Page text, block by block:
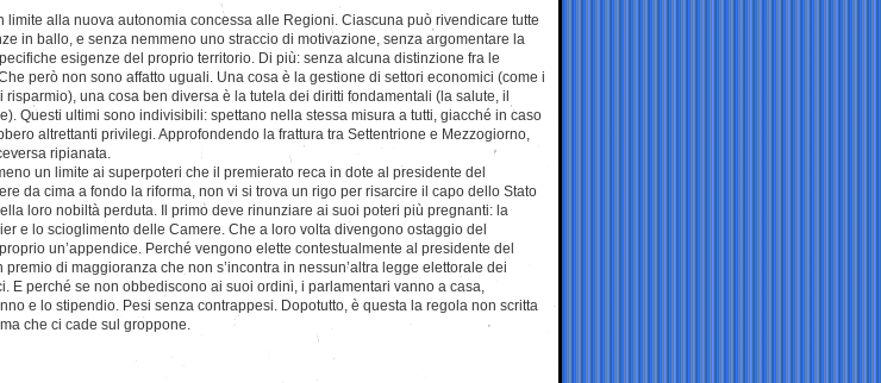
limite alla nuova autonomia concessa alle Regioni. Ciascuna può rivendicare tutte
in ballo, e senza nemmeno uno straccio di motivazione, senza argomentare la
esigenze del proprio territorio. Di più: senza alcuna distinzione fra le
però non sono affatto uguali. Una cosa è la gestione di settori economici (come i
risparmio), una cosa ben diversa è la tutela dei diritti fondamentali (la salute, il
Questi ultimi sono indivisibili: spettano nella stessa misura a tutti, giacché in caso
altrettanti privilegi. Approfondendo la frattura tra Settentrione e Mezzogiorno,
ripianata.
un limite ai superpoteri che il premierato reca in dote al presidente del
da cima a fondo la riforma, non vi si trova un rigo per risarcire il capo dello Stato
loro nobiltà perduta. Il primo deve rinunziare ai suoi poteri più pregnanti: la
e lo scioglimento delle Camere. Che a loro volta divengono ostaggio del
un’appendice. Perché vengono elette contestualmente al presidente del
premio di maggioranza che non s’incontra in nessun’altra legge elettorale dei
E perché se non obbediscono ai suoi ordini, i parlamentari vanno a casa,
e lo stipendio. Pesi senza contrappesi. Dopotutto, è questa la regola non scritta
che ci cade sul groppone.